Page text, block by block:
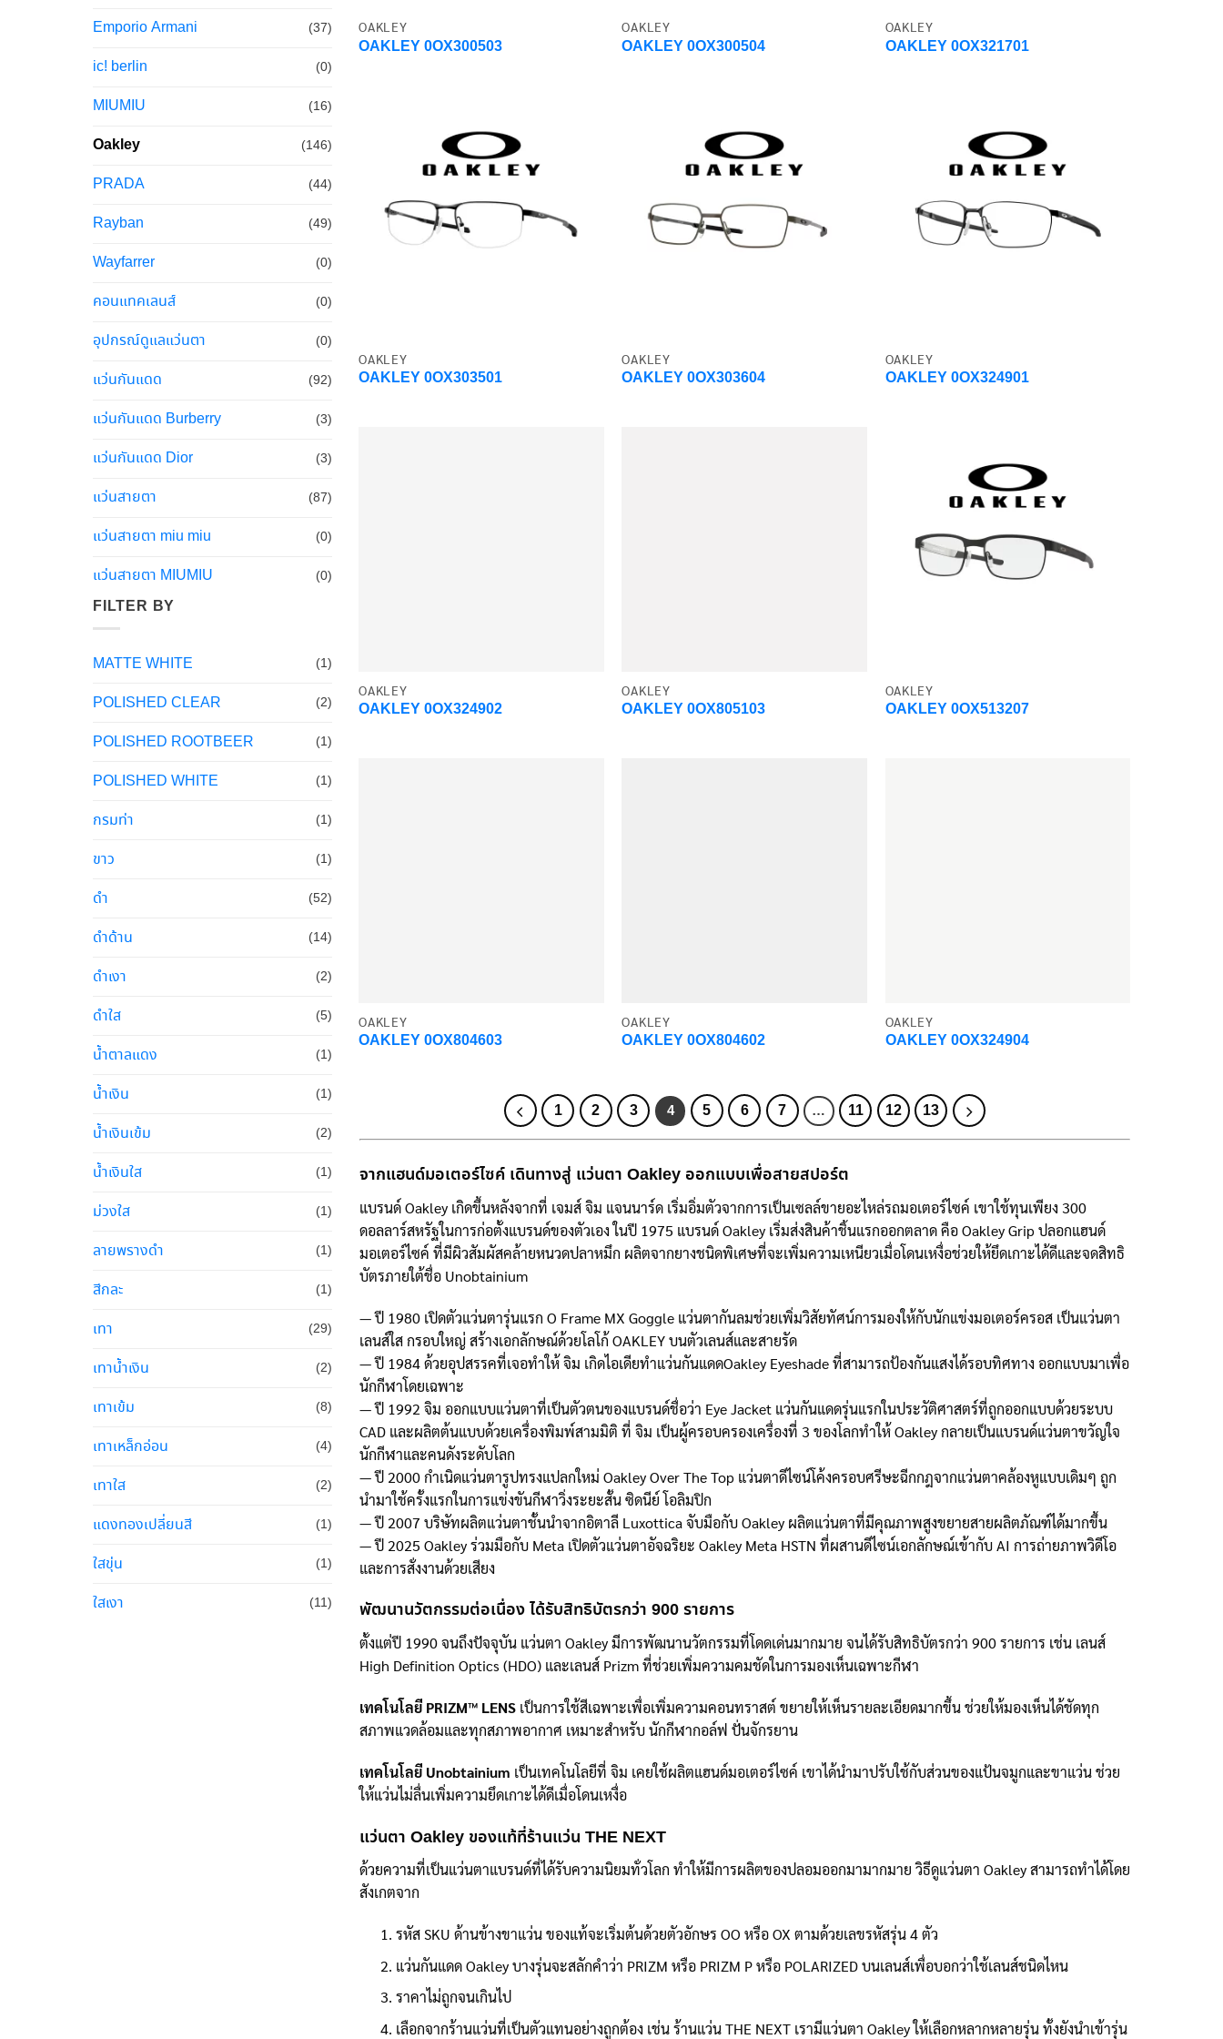
Emporio Armani (37)
ic! berlin (0)
MIUMIU (16)
Oakley (146)
PRADA (44)
Rayban (49)
Wayfarrer (0)
คอนแทคเลนส์ (0)
อุปกรณ์ดูแลแว่นตา (0)
แว่นกันแดด (92)
แว่นกันแดด Burberry (3)
แว่นกันแดด Dior (3)
แว่นสายตา (87)
แว่นสายตา miu miu (0)
แว่นสายตา MIUMIU (0)
FILTER BY
MATTE WHITE (1)
POLISHED CLEAR (2)
POLISHED ROOTBEER (1)
POLISHED WHITE (1)
กรมท่า (1)
ขาว (1)
ดำ (52)
ดำด้าน (14)
ดำเงา (2)
ดำใส (5)
น้ำตาลแดง (1)
น้ำเงิน (1)
น้ำเงินเข้ม (2)
น้ำเงินใส (1)
ม่วงใส (1)
ลายพรางดำ (1)
สีกละ (1)
เทา (29)
เทาน้ำเงิน (2)
เทาเข้ม (8)
เทาเหล็กอ่อน (4)
เทาใส (2)
แดงทองเปลี่ยนสี (1)
ใสขุ่น (1)
ใสเงา (11)
OAKLEY
OAKLEY 0OX300503
OAKLEY
OAKLEY 0OX300504
OAKLEY
OAKLEY 0OX321701
OAKLEY
OAKLEY 0OX303501
OAKLEY
OAKLEY 0OX303604
OAKLEY
OAKLEY 0OX324901
OAKLEY
OAKLEY 0OX324902
OAKLEY
OAKLEY 0OX805103
OAKLEY
OAKLEY 0OX513207
OAKLEY
OAKLEY 0OX804603
OAKLEY
OAKLEY 0OX804602
OAKLEY
OAKLEY 0OX324904
1 2 3 4 5 6 7 … 11 12 13
จากแฮนด์มอเตอร์ไซค์ เดินทางสู่ แว่นตา Oakley ออกแบบเพื่อสายสปอร์ต
แบรนด์ Oakley เกิดขึ้นหลังจากที่ เจมส์ จิม แจนนาร์ด เริ่มอิ่มตัวจากการเป็นเซลล์ขายอะไหล่รถมอเตอร์ไซค์ เขาใช้ทุนเพียง 300
ดอลลาร์สหรัฐในการก่อตั้งแบรนด์ของตัวเอง ในปี 1975 แบรนด์ Oakley เริ่มส่งสินค้าชิ้นแรกออกตลาด คือ Oakley Grip ปลอกแฮนด์
มอเตอร์ไซค์ ที่มีผิวสัมผัสคล้ายหนวดปลาหมึก ผลิตจากยางชนิดพิเศษที่จะเพิ่มความเหนียวเมื่อโดนเหงื่อช่วยให้ยึดเกาะได้ดีและจดสิทธิ
บัตรภายใต้ชื่อ Unobtainium
— ปี 1980 เปิดตัวแว่นตารุ่นแรก O Frame MX Goggle แว่นตากันลมช่วยเพิ่มวิสัยทัศน์การมองให้กับนักแข่งมอเตอร์ครอส เป็นแว่นตา
เลนส์ใส กรอบใหญ่ สร้างเอกลักษณ์ด้วยโลโก้ OAKLEY บนตัวเลนส์และสายรัด
— ปี 1984 ด้วยอุปสรรคที่เจอทำให้ จิม เกิดไอเดียทำแว่นกันแดดOakley Eyeshade ที่สามารถป้องกันแสงได้รอบทิศทาง ออกแบบมาเพื่อ
นักกีฬาโดยเฉพาะ
— ปี 1992 จิม ออกแบบแว่นตาที่เป็นตัวตนของแบรนด์ชื่อว่า Eye Jacket แว่นกันแดดรุ่นแรกในประวัติศาสตร์ที่ถูกออกแบบด้วยระบบ
CAD และผลิตต้นแบบด้วยเครื่องพิมพ์สามมิติ ที่ จิม เป็นผู้ครอบครองเครื่องที่ 3 ของโลกทำให้ Oakley กลายเป็นแบรนด์แว่นตาขวัญใจ
นักกีฬาและคนดังระดับโลก
— ปี 2000 กำเนิดแว่นตารูปทรงแปลกใหม่ Oakley Over The Top แว่นตาดีไซน์โค้งครอบศรีษะฉีกกฎจากแว่นตาคล้องหูแบบเดิมๆ ถูก
นำมาใช้ครั้งแรกในการแข่งขันกีฬาวิ่งระยะสั้น ซิดนีย์ โอลิมปิก
— ปี 2007 บริษัทผลิตแว่นตาชั้นนำจากอิตาลี Luxottica จับมือกับ Oakley ผลิตแว่นตาที่มีคุณภาพสูงขยายสายผลิตภัณฑ์ได้มากขึ้น
— ปี 2025 Oakley ร่วมมือกับ Meta เปิดตัวแว่นตาอัจฉริยะ Oakley Meta HSTN ที่ผสานดีไซน์เอกลักษณ์เข้ากับ AI การถ่ายภาพวิดีโอ
และการสั่งงานด้วยเสียง
พัฒนานวัตกรรมต่อเนื่อง ได้รับสิทธิบัตรกว่า 900 รายการ
ตั้งแต่ปี 1990 จนถึงปัจจุบัน แว่นตา Oakley มีการพัฒนานวัตกรรมที่โดดเด่นมากมาย จนได้รับสิทธิบัตรกว่า 900 รายการ เช่น เลนส์
High Definition Optics (HDO) และเลนส์ Prizm ที่ช่วยเพิ่มความคมชัดในการมองเห็นเฉพาะกีฬา
เทคโนโลยี PRIZM™ LENSเป็นการใช้สีเฉพาะเพื่อเพิ่มความคอนทราสต์ ขยายให้เห็นรายละเอียดมากขึ้น ช่วยให้มองเห็นได้ชัดทุก
สภาพแวดล้อมและทุกสภาพอากาศ เหมาะสำหรับ นักกีฬากอล์ฟ ปั่นจักรยาน
เทคโนโลยี Unobtainium เป็นเทคโนโลยีที่ จิม เคยใช้ผลิตแฮนด์มอเตอร์ไซค์ เขาได้นำมาปรับใช้กับส่วนของแป้นจมูกและขาแว่น ช่วย
ให้แว่นไม่ลื่นเพิ่มความยึดเกาะได้ดีเมื่อโดนเหงื่อ
แว่นตา Oakley ของแท้ที่ร้านแว่น THE NEXT
ด้วยความที่เป็นแว่นตาแบรนด์ที่ได้รับความนิยมทั่วโลก ทำให้มีการผลิตของปลอมออกมามากมาย วิธีดูแว่นตา Oakley สามารถทำได้โดย
สังเกตจาก
รหัส SKU ด้านข้างขาแว่น ของแท้จะเริ่มต้นด้วยตัวอักษร OO หรือ OX ตามด้วยเลขรหัสรุ่น 4 ตัว
แว่นกันแดด Oakley บางรุ่นจะสลักคำว่า PRIZM หรือ PRIZM P หรือ POLARIZED บนเลนส์เพื่อบอกว่าใช้เลนส์ชนิดไหน
ราคาไม่ถูกจนเกินไป
เลือกจากร้านแว่นที่เป็นตัวแทนอย่างถูกต้อง เช่น ร้านแว่น THE NEXT เรามีแว่นตา Oakley ให้เลือกหลากหลายรุ่น ทั้งยังนำเข้ารุ่น